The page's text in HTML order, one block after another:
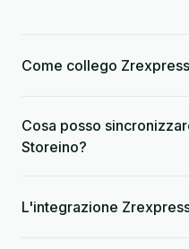
Come collego
Cosa posso
Storeino?
L'integrazione